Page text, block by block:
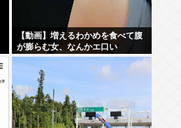
【動画】増えるわかめを食べて腹
が膨らむ女、なんかエ口い